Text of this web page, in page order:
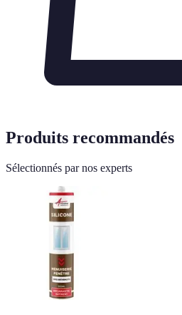
Produits recommandés
Sélectionnés par nos experts